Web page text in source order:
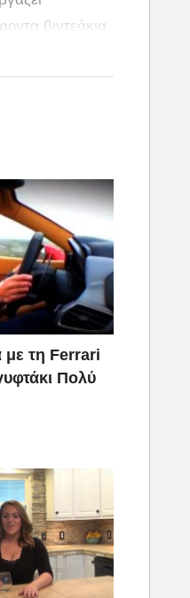
βιντεάκια
με τη Ferrari
Πολύ